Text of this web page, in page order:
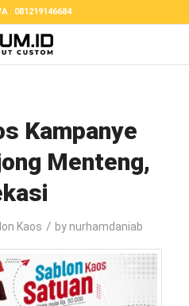
: 081219146684
Kampanye
Menteng,
Kaos / bynurhamdaniab